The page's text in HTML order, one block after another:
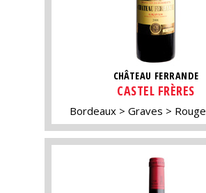
CHÂTEAU FERRANDE
CASTEL FRÈRES
Bordeaux Graves Rouge